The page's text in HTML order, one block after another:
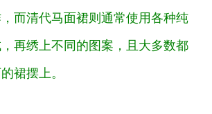
而清代马面裙则通常使用各种纯
再绣上不同的图案，且大多数都
裙摆上。